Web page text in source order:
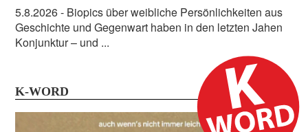
5.8.2026- Biopics über weibliche Persönlichkeiten aus
Geschichte und Gegenwart haben in den letzten Jahen
Konjunktur – und ...
K-WORD